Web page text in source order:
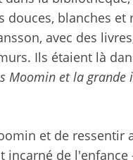
douces, blanches
avec des
Ils étaient là
Moomin et la grande
et de ressentir
de